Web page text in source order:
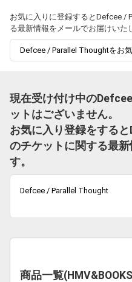
お気に入りに登録するとDefcee /
る最新情報をメールでお届けいた
Defcee / Parallel Thoughtをお
現在受け付け中の
ットはございません。
お気に入り登録をする
のチケットに関する最
す。
Defcee / Parallel Thought
商品一覧